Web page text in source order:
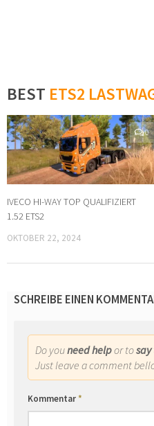
BEST ETS2
0
IVECO HI-WAY TOP QUALIFIZIERT
1.52 ETS2
OKTOBER 22, 2024
SCHREIBE EINEN
Do youneed helpor to
Just leave a comment
Kommentar*